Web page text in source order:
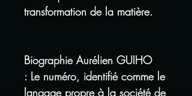
transformation de la matière.
Biographie Aurélien GUIHO
: Le numéro, identifié comme le
langage propre à la société de